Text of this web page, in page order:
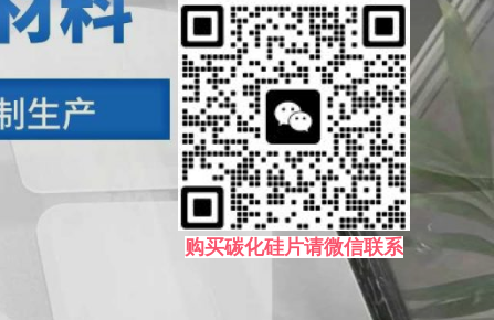
购买碳化硅片请微信联系